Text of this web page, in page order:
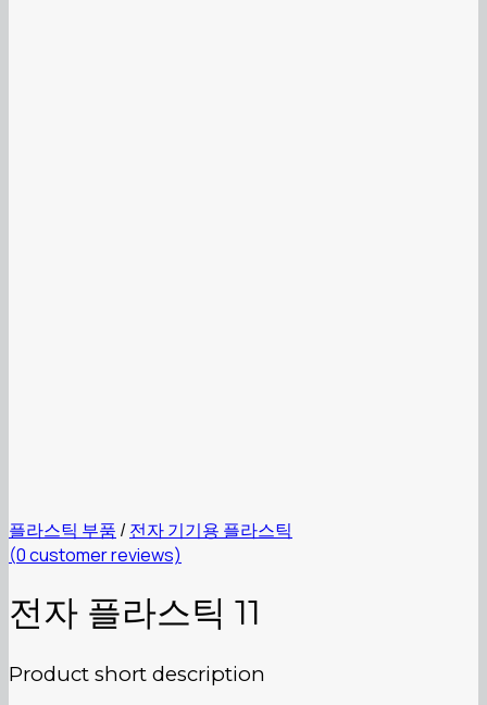
플라스틱 부품 /전자 기기용 플라스틱
(0customer reviews)
전자 플라스틱 11
Product short description